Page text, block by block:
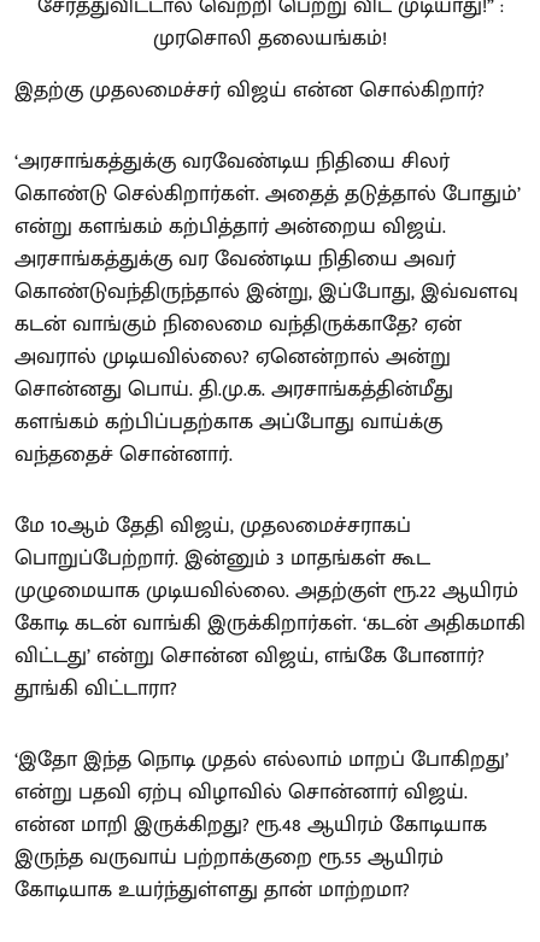
இதற்கு முதலமைச்சர் விஜய் என்ன சொல்கிறார்?
‘அரசாங்கத்துக்கு வரவேண்டிய நிதியை சிலர்
கொண்டு செல்கிறார்கள். அதைத் தடுத்தால் போதும்’
என்று களங்கம் கற்பித்தார் அன்றைய விஜய்.
அரசாங்கத்துக்கு வர வேண்டிய நிதியை அவர்
கொண்டுவந்திருந்தால் இன்று, இப்போது, இவ்வளவு
கடன் வாங்கும் நிலைமை வந்திருக்காதே? ஏன்
அவரால் முடியவில்லை? ஏனென்றால் அன்று
சொன்னது பொய். தி.மு.க. அரசாங்கத்தின்மீது
களங்கம் கற்பிப்பதற்காக அப்போது வாய்க்கு
வந்ததைச் சொன்னார்.
மே 10ஆம் தேதி விஜய், முதலமைச்சராகப்
பொறுப்பேற்றார். இன்னும் 3 மாதங்கள் கூட
முழுமையாக முடியவில்லை. அதற்குள் ரூ.22 ஆயிரம்
கோடி கடன் வாங்கி இருக்கிறார்கள். ‘கடன் அதிகமாகி
விட்டது’ என்று சொன்ன விஜய், எங்கே போனார்?
தூங்கி விட்டாரா?
‘இதோ இந்த நொடி முதல் எல்லாம் மாறப் போகிறது’
என்று பதவி ஏற்பு விழாவில் சொன்னார் விஜய்.
என்ன மாறி இருக்கிறது? ரூ.48 ஆயிரம் கோடியாக
இருந்த வருவாய் பற்றாக்குறை ரூ.55 ஆயிரம்
கோடியாக உயர்ந்துள்ளது தான் மாற்றமா?